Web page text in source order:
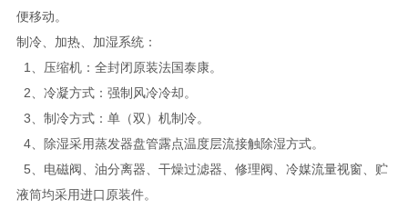
便移动。
制冷、加热、加湿系统：
1、压缩机：全封闭原装法国泰康。
2、冷凝方式：强制风冷冷却。
3、制冷方式：单（双）机制冷。
4、除湿采用蒸发器盘管露点温度层流接触除湿方式。
5、电磁阀、油分离器、干燥过滤器、修理阀、冷媒流量视窗、贮
液筒均采用进口原装件。